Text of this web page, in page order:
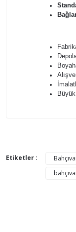
Etiketler :